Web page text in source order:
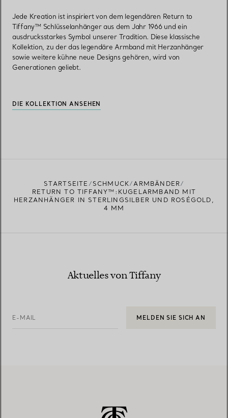
Jede Kreation ist inspiriert von dem legendären Return to
Tiffany™ Schlüsselanhänger aus dem Jahr 1966 und ein
ausdrucksstarkes Symbol unserer Tradition. Diese klassische
Kollektion, zu der das legendäre Armband mit Herzanhänger
sowie weitere kühne neue Designs gehören, wird von
Generationen geliebt.
DIE KOLLEKTION ANSEHEN
STARTSEITE SCHMUCK
ARMBÄNDER
RETURN TO TIFFANY™:KUGELARMBAND MIT
HERZANHÄNGER IN STERLINGSILBER UND ROSÉGOLD,
4 MM
Aktuelles von Tiffany
E-MAIL MELDEN SIE SICH AN